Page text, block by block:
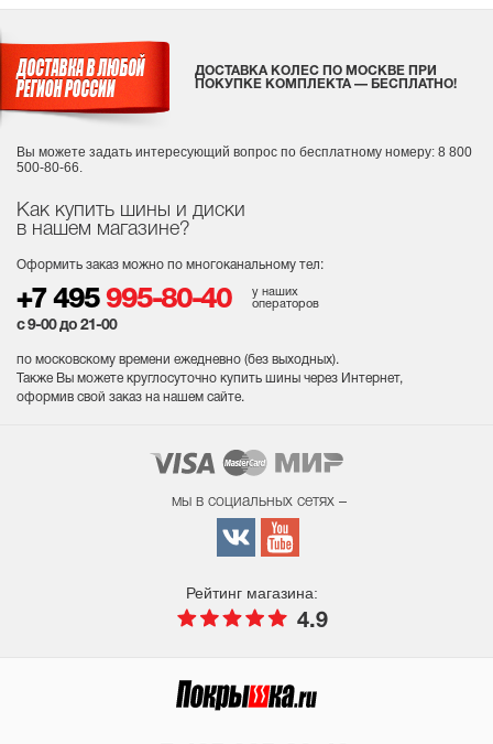
Как купить шины и диски
в нашем магазине?
Оформить заказ можно по многоканальному тел:
+7 495 995-80-40
у наших
операторов
с 9-00 до 21-00
по московскому времени ежедневно (без выходных).
Также Вы можете круглосуточно купить шины через Интернет,
оформив свой заказ на нашем сайте.
ДОСТАВКА КОЛЕС ПО МОСКВЕ ПРИ
ПОКУПКЕ КОМПЛЕКТА — БЕСПЛАТНО!
Вы можете задать интересующий вопрос по бесплатному номеру: 8 800
500-80-66.
мы в социальных сетях –
Рейтинг магазина:
4.9